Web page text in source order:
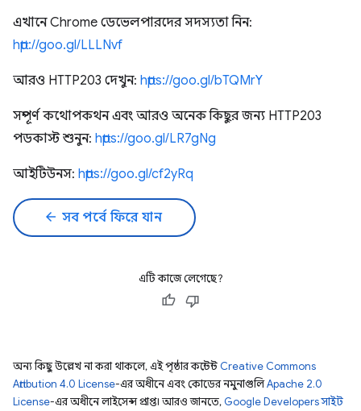
এখানে Chrome ডেভেলপারদের সদস্যতা নিন:
http://goo.gl/LLLNvf
আরও HTTP203 দেখুন: https://goo.gl/bTQMrY
সম্পূর্ণ কথোপকথন এবং আরও অনেক কিছুর জন্য HTTP203
পডকাস্ট শুনুন: https://goo.gl/LR7gNg
আইটিউনস: https://goo.gl/cf2yRq
arrow_back সব পর্বে ফিরে যান
এটি কাজে লেগেছে?
অন্য কিছু উল্লেখ না করা থাকলে, এই পৃষ্ঠার কন্টেন্ট Creative Commons
Attribution 4.0 License-এর অধীনে এবং কোডের নমুনাগুলিApache 2.0
License-এর অধীনে লাইসেন্স প্রাপ্ত। আরও জানতে, Google Developers সাইট